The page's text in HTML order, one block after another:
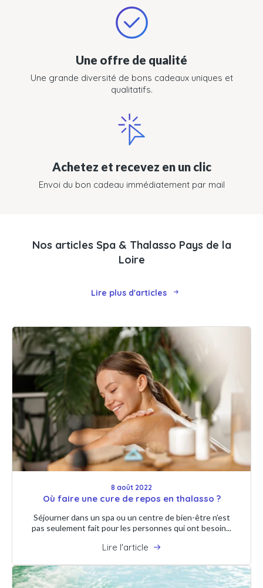
Une offre de qualité
Une grande diversité de bons cadeaux uniques et
qualitatifs.
Achetez et recevez en un clic
Envoi du bon cadeau immédiatement par mail
Nos articles Spa & Thalasso Pays de la
Loire
Lire plus d'articles
8 août 2022
Où faire une cure de repos en thalasso ?
Séjourner dans un spa ou un centre de bien-être n’est
pas seulement fait pour les personnes qui ont besoin...
Lire l'article